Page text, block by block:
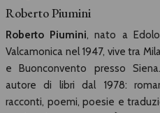
Roberto Piumini
Roberto Piumini, nato a
Valcamonica nel 1947, vive tra
e Buonconvento presso
autore di libri dal 1978:
racconti, poemi, poesie e